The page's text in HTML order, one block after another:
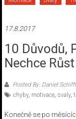
17.8.2017
10 Důvodů,
Nechce Růst
Posted By: Daniel
chyby, motivace, svaly,
Konečně se po